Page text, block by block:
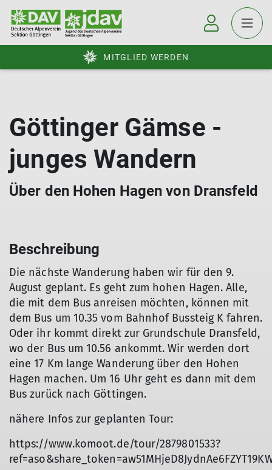
MITGLIED WERDEN
Göttinger Gämse -
junges Wandern
Über den Hohen Hagen von Dransfeld
Beschreibung
Die nächste Wanderung haben wir für den 9.
August geplant. Es geht zum hohen Hagen. Alle,
die mit dem Bus anreisen möchten, können mit
dem Bus um 10.35 vom Bahnhof Bussteig K fahren.
Oder ihr kommt direkt zur Grundschule Dransfeld,
wo der Bus um 10.56 ankommt. Wir werden dort
eine 17 Km lange Wanderung über den Hohen
Hagen machen. Um 16 Uhr geht es dann mit dem
Bus zurück nach Göttingen.
nähere Infos zur geplanten Tour:
https://www.komoot.de/tour/2879801533?